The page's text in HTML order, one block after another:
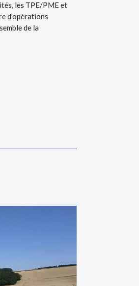
les TPE/PME et
d’opérations
de la